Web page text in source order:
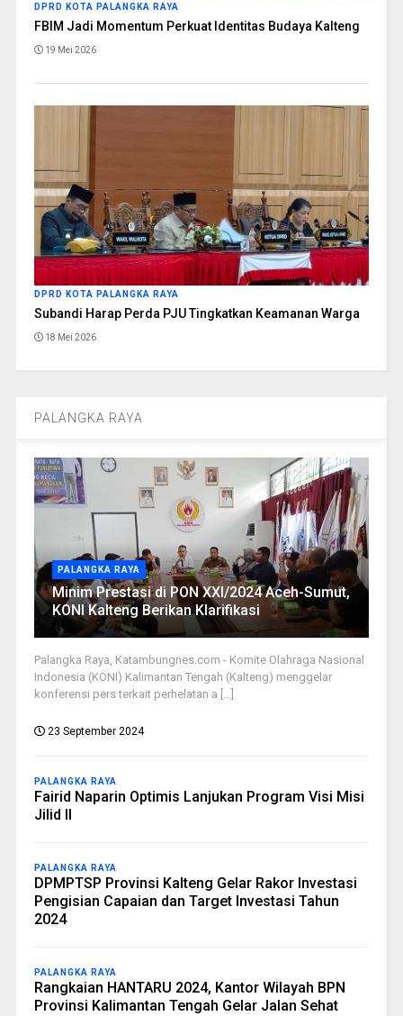
DPRD KOTA PALANGKA RAYA
FBIM Jadi Momentum Perkuat Identitas Budaya Kalteng
19 Mei 2026
DPRD KOTA PALANGKA RAYA
Subandi Harap Perda PJU Tingkatkan Keamanan Warga
18 Mei 2026
PALANGKA RAYA
PALANGKA RAYA
Minim Prestasi di PON XXI/2024 Aceh-Sumut,
KONI Kalteng Berikan Klarifikasi
Palangka Raya, Katambungnes.com - Komite Olahraga Nasional
Indonesia (KONI) Kalimantan Tengah (Kalteng) menggelar
konferensi pers terkait perhelatan a [...]
23 September 2024
PALANGKA RAYA
Fairid Naparin Optimis Lanjukan Program Visi Misi
Jilid II
PALANGKA RAYA
DPMPTSP Provinsi Kalteng Gelar Rakor Investasi
Pengisian Capaian dan Target Investasi Tahun
2024
PALANGKA RAYA
Rangkaian HANTARU 2024, Kantor Wilayah BPN
Provinsi Kalimantan Tengah Gelar Jalan Sehat